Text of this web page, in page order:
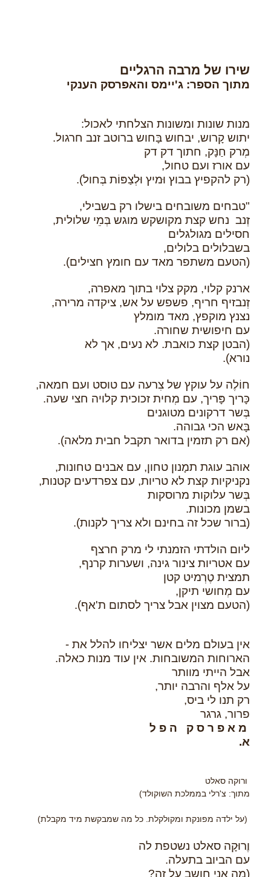
שירו של מרבה הרגליים
מתוך הספר: ג'יימס והאפרסק הענקי
מנות שונות ומשונות הצלחתי לאכול:
יתוש קָרוש, יבחוש בָּחוש ברוטב זנב חרגול.
מְרק חַנָּק, חתוך דק דק
עם אורז ועם טחול,
(רק להקפיץ בבוץ וּמיץ וּלְצַפּוֹת בְּחול).
"טבחים משובחים בישלו רק בשבילי,
זְנב נחש קצת מקושקש מוגש בְּמֵי שלולית,
חסילים מגולגלים
בשבלולים בלולים,
(הטעם משתפר מאד עם חומץ חצילים).
ארנק קלוי, מקק צלוי בתוך מאפרה,
זְנבזיף חריף, פשפש על אש, ציקדה מרירה,
נצנץ מוקפץ, מאד מומלץ
עם חיפושית שחורה.
(הבטן קצת כואבת. לא נעים, אך לא
נורא).
חוֹלֶה על עוקץ של צִרעה עם טוסט ועם חמאה,
כָּריך פָּריך, עם מְחית זכוכית קלויה חצי שעה.
בְּשר דרקונים מטוגנים
בָּאש הכי גבוהה.
(אם רק תזמין בדואר תקבל חבית מלאה).
אוהב עוגת תמָנון טחון, עם אבנים טחונות,
נקניקיות קצת לא טריות, עם צפרדעים קטנות,
בְּשר עלוקות מרוסקות
בשמן מכונות.
(ברור שכל זה בחינם ולא צריך לקנות).
ליום הולדתי הזמנתי לי מרק חרצף
עם אטריות צינור גינה, ושערות קרנף,
תמצית טֶרְמיט קטן
עם מְחושי תיקן,
(הטעם מצוין אבל צריך לסתום ת'אף).
אין בעולם מלים אשר יצליחו להלל את -
הארוחות המשובחות. אין עוד מנות כאלה.
אבל הייתי מוותר
על אלף והרבה יותר, ­
רק תנו לי ביס,
פרור, גרגר
מ א פ ר ס ק ה פ ל
א.
ורוקה סאלט
מתוך: צ'רלי בממלכת השוקולד)
(על ילדה מפונקת ומקולקלת. כל מה שמבקשת מיד מקבלת)
וֶרוּקָה סאלט נשטפת לה
עם הביוב בתעלה.
(מה אני חושב על זה?